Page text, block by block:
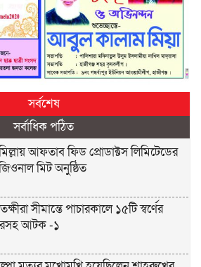
সর্বশেষ
সর্বাধিক পঠিত
আফতাব ফিড প্রোডাক্টস লিমিটেডের
মিট অনুষ্ঠিত
সীমান্তে পাচারকালে ১৫টি স্বর্ণের
আটক -১